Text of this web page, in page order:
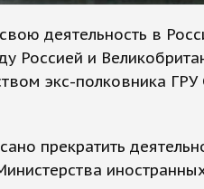
деятельность в
Россией и
экс-полковника ГРУ
прекратить